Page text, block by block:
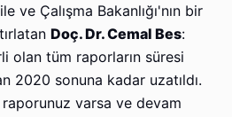
ve Çalışma Bakanlığı'nın bir
Doç. Dr. Cemal Bes:
olan tüm raporların süresi
2020 sonuna kadar uzatıldı.
varsa ve devam